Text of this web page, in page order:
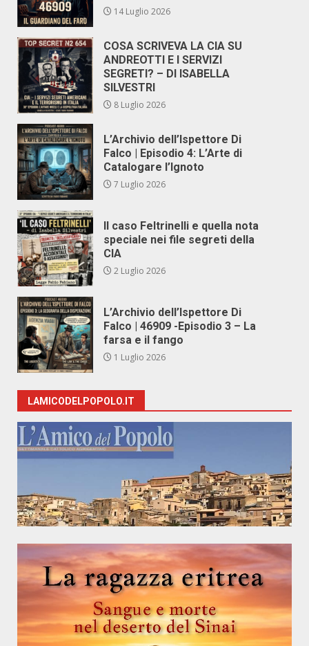
14 Luglio 2026
COSA SCRIVEVA LA CIA SU
ANDREOTTI E I SERVIZI
SEGRETI? – DI ISABELLA
SILVESTRI
8 Luglio 2026
L’Archivio dell’Ispettore Di
Falco | Episodio 4: L’Arte di
Catalogare l’Ignoto
7 Luglio 2026
Il caso Feltrinelli e quella nota
speciale nei file segreti della
CIA
2 Luglio 2026
L’Archivio dell’Ispettore Di
Falco | 46909 -Episodio 3 – La
farsa e il fango
1 Luglio 2026
LAMICODELPOPOLO.IT